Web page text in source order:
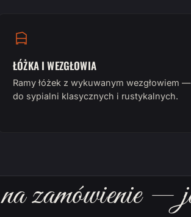
ŁÓŻKA I WEZGŁOWIA
Ramy łóżek z wykuwanym wezgłowiem —
do sypialni klasycznych i rustykalnych.
zamówienie —